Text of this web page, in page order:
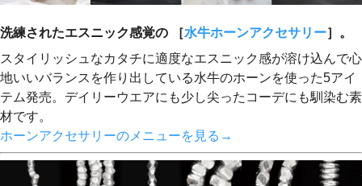
洗練されたエスニック感覚の ［水牛ホーンアクセサリー］。
スタイリッシュなカタチに適度なエスニック感が溶け込んで心
地いいバランスを作り出している水牛のホーンを使った5アイ
テム発売。デイリーウエアにも少し尖ったコーデにも馴染む素
材です。
ホーンアクセサリーのメニューを見る→